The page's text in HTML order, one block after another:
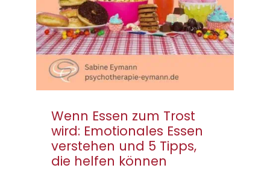
Tipps, die helfen
können
Wenn Essen zum Trost
wird: Emotionales Essen
verstehen und 5 Tipps,
die helfen können